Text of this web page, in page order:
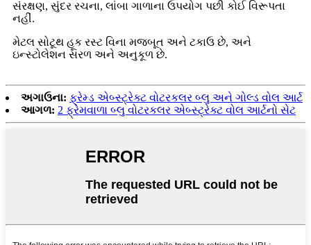
સંરક્ષણ, સુંદર રચના, લાંબા ગાળાના ઉપયોગ પછી કોઈ વિરૂપતા
નહીં.
મેટલ સોટૂથ હૂક રસ્ટ વિના મજબૂત અને ટકાઉ છે, અને
ઇન્સ્ટોલેશન સરળ અને અનુકૂળ છે.
અગાઉના: ફ્રેમ્ડ એબ્સ્ટ્રેક્ટ વોટરકલર બ્લુ અને ગોલ્ડ વોલ આર્ટ
આગળ: 2 ફ્રેમવાળા બ્લુ વોટરકલર એબ્સ્ટ્રેક્ટ વોલ આર્ટનો સેટ